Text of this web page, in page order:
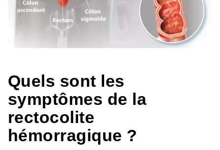
Quels sont les
symptômes de la
rectocolite
hémorragique ?